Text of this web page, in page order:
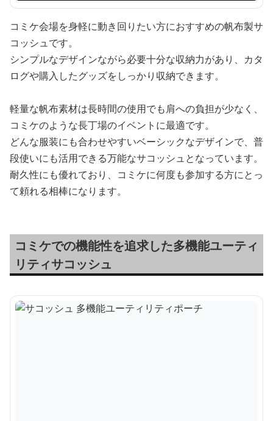
コミケ会場を身軽に動き回りたい方におすすめの帆布製サ
コッシュです。
シンプルなデザインながら必要十分な収納力があり、カタ
ログや購入したグッズをしっかり収納できます。
軽量な帆布素材は長時間の使用でも肩への負担が少なく、
コミケのような長丁場のイベントに最適です。
どんな服装にも合わせやすいベーシックなデザインで、普
段使いにも活用できる万能なサコッシュとなっています。
耐久性にも優れており、コミケに何度も参加する方にとっ
て頼れる相棒になります。
コミケでの機能性を追求した多機能ユーティ
リティサコッシュ